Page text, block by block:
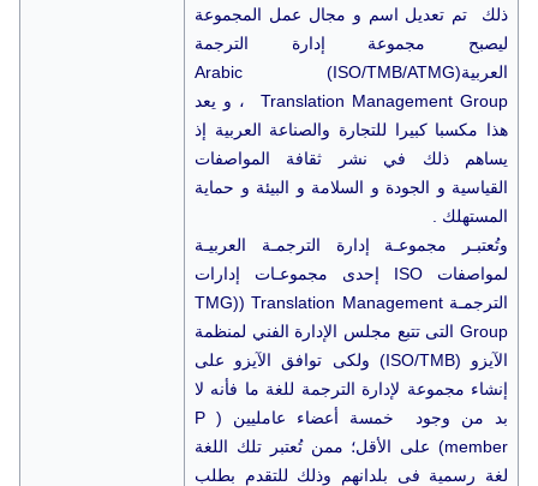
ذلك تم تعديل اسم و مجال عمل المجموعة
ليصبح مجموعة إدارة الترجمة
العربية(ISO/TMB/ATMG) Arabic
Translation Management Group ، و يعد
هذا مكسبا كبيرا للتجارة والصناعة العربية إذ
يساهم ذلك في نشر ثقافة المواصفات
القياسية و الجودة و السلامة و البيئة و حماية
المستهلك .
وتُعتبـر مجموعـة إدارة الترجمـة العربيـة
لمواصفات ISO إحدى مجموعـات إدارات
الترجمـة TMG)) Translation Management
Group التى تتبع مجلس الإدارة الفني لمنظمة
الآيزو (ISO/TMB) ولكى توافق الآيزو على
إنشاء مجموعة لإدارة الترجمة للغة ما فأنه لا
بد من وجود خمسة أعضاء عامليين ( P
member) على الأقل؛ ممن تُعتبر تلك اللغة
لغة رسمية فى بلدانهم وذلك للتقدم بطلب